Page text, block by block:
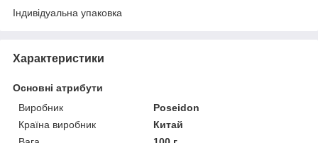
Індивідуальна упаковка
Характеристики
Основні атрибути
Виробник
Poseidon
Країна виробник
Китай